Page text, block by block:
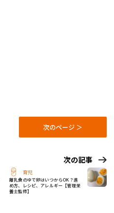
次のページ ＞
次の記事
育児
離乳食のゆで卵はいつからOK？進
め方、レシピ、アレルギー【管理栄
養士監修】